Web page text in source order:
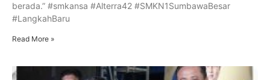
berada.” #smkansa #Alterra42 #SMKN1SumbawaBesar
#LangkahBaru
Read More »